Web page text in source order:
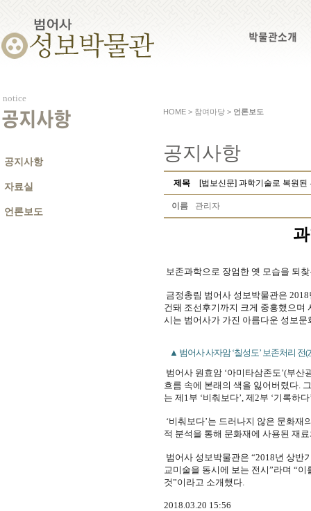
박물관소개
notice
공지사항
공지사항
자료실
언론보도
HOME > 참여마당 > 언론보도
공지사항
제목 [법보신문] 과학기술로 복원된
이름 관리자
보존과학으로 장엄한 옛 모습을 되
금정총림 범어사 성보박물관은
건돼 조선후기까지 크게 중흥했으며
시는 범어사가 가진 아름다운 성보
▲ 범어사 사자암 ‘칠성도’ 보존처리 전(
범어사 원효암 ‘아미타삼존도’(부
흐름 속에 본래의 색을 잃어버렸다.
는 제1부 ‘비춰보다’, 제2부 ‘기록하
‘비춰보다’는 드러나지 않은 문화재
적 분석을 통해 문화재에 사용된 재
범어사 성보박물관은 “2018년 상반
교미술을 동시에 보는 전시”라며 “
것”이라고 소개했다.
2018.03.20 15:56